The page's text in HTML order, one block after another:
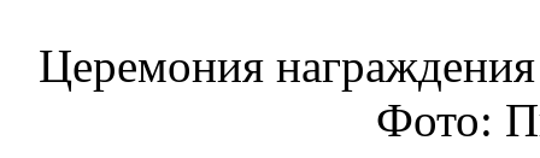
Церемония
Фото: